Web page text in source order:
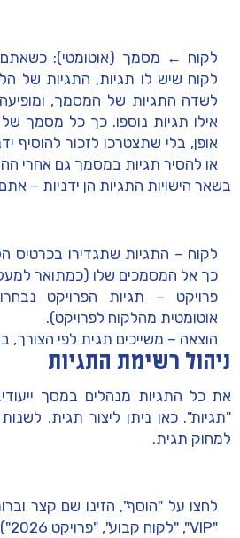
לקוח ← מסמך (אוטומטי): כשאתם
לקוח שיש לו תגיות, התגיות של
לשדה התגיות של המסמך,
אילו תגיות נוספו. כך כל מסמך של
אופן, בלי שתצטרכו לזכור להוסיף
או להסיר תגיות במסמך גם אחרי
בשאר הישויות התגיות הן ידניות –
לקוח – התגיות שתגדירו בכרטיס
כך אל המסמכים שלו (כמתואר
פרויקט – תגיות הפרויקט
אוטומטית מהלקוח לפרויקט).
הוצאה – משייכים תגית לפי הצורך,
ניהול רשימת התגיות
את כל התגיות מנהלים במסך
"תגיות". כאן ניתן ליצור תגית,
למחוק תגית.
לחצו על "הוסף"
"VIP", "לקוח קבוע", "פרויקט 2026") ולחצו